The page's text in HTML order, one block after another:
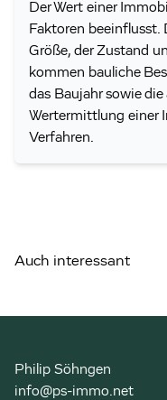
Der Wert einer
Faktoren beeinflusst.
Größe, der Zustand
kommen bauliche
das Baujahr sowie
Wertermittlung einer
Verfahren.
Auch interessant
Philip Söhngen
info@ps-immo.net